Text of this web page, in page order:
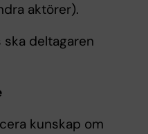
aktörer).
deltagaren
kunskap om